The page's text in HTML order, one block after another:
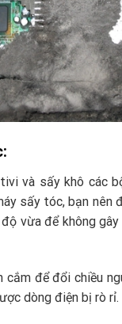
và sấy khô các
sấy tóc, bạn nên
vừa để không
để đổi chiều
dòng điện bị rò rỉ.